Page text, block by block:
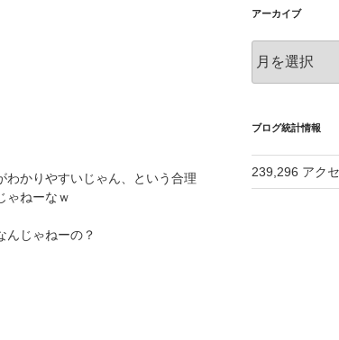
わかりやすいじゃん、という合理
ゃねーなｗ
んじゃねーの？
アーカイブ
ー
ブ
ブログ統計情報
239,296 アク